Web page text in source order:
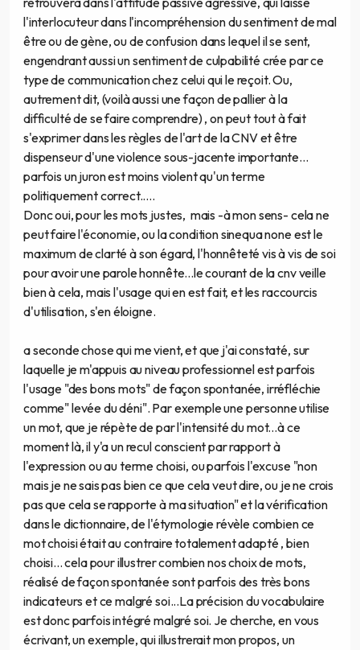
l'interlocuteur dans l'incompréhension du sentiment de mal
être ou de gène, ou de confusion dans lequel il se sent,
engendrant aussi un sentiment de culpabilité crée par ce
type de communication chez celui qui le reçoit. Ou,
autrement dit, (voilà aussi une façon de pallier à la
difficulté de se faire comprendre) , on peut tout à fait
s'exprimer dans les règles de l'art de la CNV et être
dispenseur d'une violence sous-jacente importante...
parfois un juron est moins violent qu'un terme
politiquement correct.....
Donc oui, pour les mots justes, mais -à mon sens- cela ne
peut faire l'économie, ou la condition sinequa none est le
maximum de clarté à son égard, l'honnêteté vis à vis de soi
pour avoir une parole honnête...le courant de la cnv veille
bien à cela, mais l'usage qui en est fait, et les raccourcis
d'utilisation, s'en éloigne.
a seconde chose qui me vient, et que j'ai constaté, sur
laquelle je m'appuis au niveau professionnel est parfois
l'usage "des bons mots" de façon spontanée, irréfléchie
comme" levée du déni". Par exemple une personne utilise
un mot, que je répète de par l'intensité du mot...à ce
moment là, il y'a un recul conscient par rapport à
l'expression ou au terme choisi, ou parfois l'excuse "non
mais je ne sais pas bien ce que cela veut dire, ou je ne crois
pas que cela se rapporte à ma situation" et la vérification
dans le dictionnaire, de l'étymologie révèle combien ce
mot choisi était au contraire totalement adapté , bien
choisi... cela pour illustrer combien nos choix de mots,
réalisé de façon spontanée sont parfois des très bons
indicateurs et ce malgré soi...La précision du vocabulaire
est donc parfois intégré malgré soi. Je cherche, en vous
écrivant, un exemple, qui illustrerait mon propos, un